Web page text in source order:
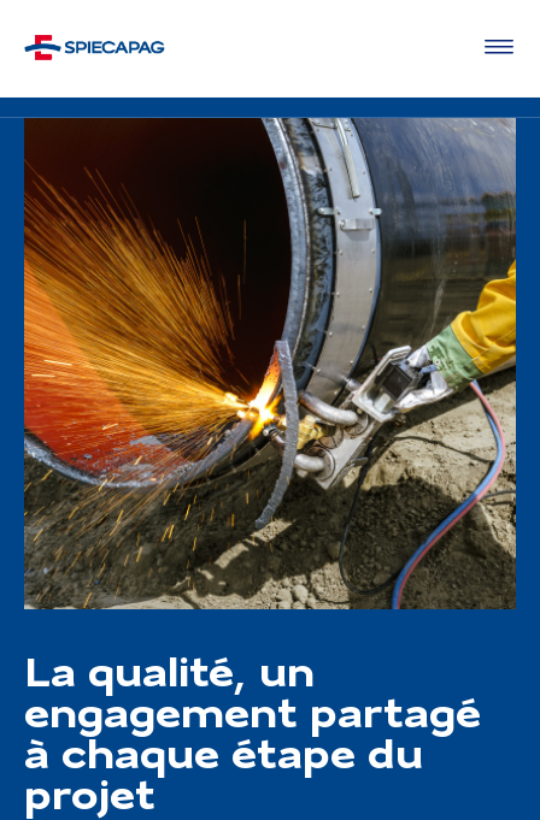
La qualité, un
engagement partagé
à chaque étape du
projet